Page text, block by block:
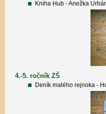
Kniha Hub - Anežka
4.-5. ročník ZŠ
Deník malého rejnoka -